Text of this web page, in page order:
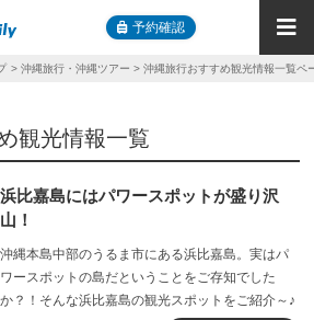
予約確認
沖縄旅行・沖縄ツアー 沖縄旅行おすすめ観光情報一覧ペ
観光情報一覧
浜比嘉島にはパワースポットが盛り沢
山！
沖縄本島中部のうるま市にある浜比嘉島。実はパ
ワースポットの島だということをご存知でした
か？！そんな浜比嘉島の観光スポットをご紹介～♪